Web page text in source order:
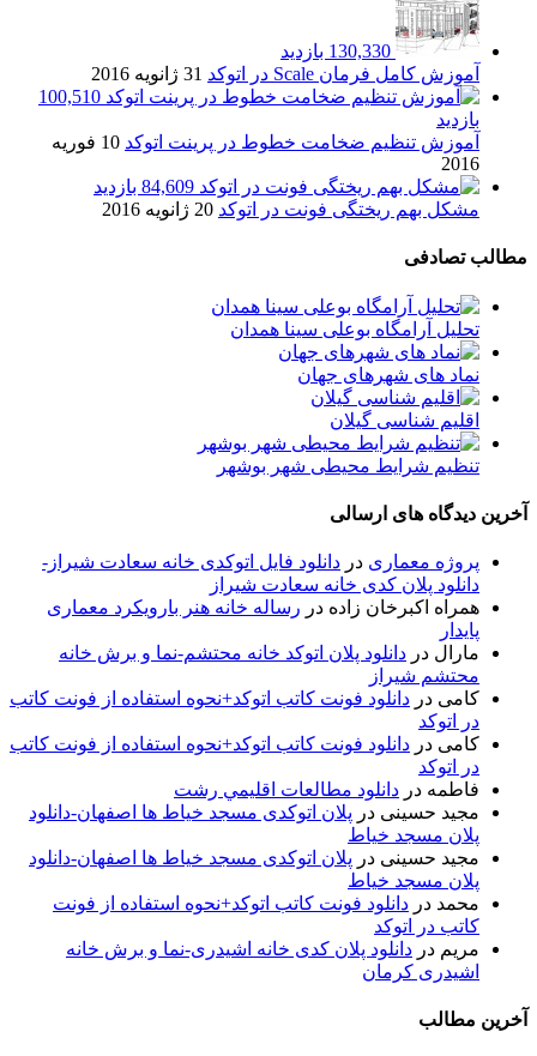
130,330 بازدید
آموزش کامل فرمان Scale در اتوکد
31 ژانویه 2016
100,510
بازدید
آموزش تنظیم ضخامت خطوط در پرینت اتوکد
10 فوریه
2016
84,609 بازدید
مشکل بهم ریختگی فونت در اتوکد 20 ژانویه 2016
مطالب تصادفی
تحلیل آرامگاه بوعلی سینا همدان
نماد های شهرهای جهان
اقلیم شناسی گیلان
تنظیم شرایط محیطی شهر بوشهر
آخرین دیدگاه های ارسالی
پروژه معماری در دانلود فایل اتوکدی خانه سعادت شیراز-
دانلود پلان کدی خانه سعادت شیراز
همراه اکبرخان زاده در رساله خانه هنر بارویکرد معماری
پایدار
مارال در دانلود پلان اتوکد خانه محتشم-نما و برش خانه
محتشم شیراز
کامی در دانلود فونت کاتب اتوکد+نحوه استفاده از فونت کاتب
در اتوکد
کامی در دانلود فونت کاتب اتوکد+نحوه استفاده از فونت کاتب
در اتوکد
فاطمه در دانلود مطالعات اقليمي رشت
مجید حسینی در پلان اتوکدی مسجد خیاط ها اصفهان-دانلود
پلان مسجد خیاط
مجید حسینی در پلان اتوکدی مسجد خیاط ها اصفهان-دانلود
پلان مسجد خیاط
محمد در دانلود فونت کاتب اتوکد+نحوه استفاده از فونت
کاتب در اتوکد
مریم در دانلود پلان کدی خانه اشیدری-نما و برش خانه
اشیدری کرمان
آخرین مطالب